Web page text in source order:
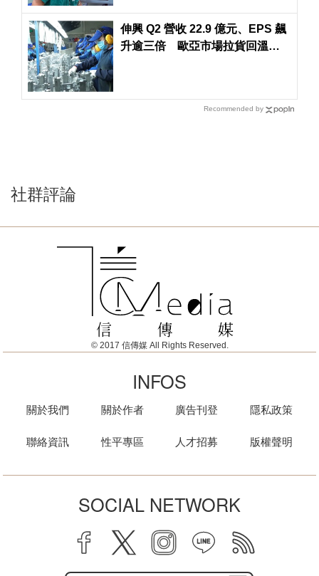
伸興 Q2 營收 22.9 億元、EPS 飆
升逾三倍 歐亞市場拉貨回溫助
Recommended by
社群評論
© 2017 信傳媒 All Rights Reserved.
INFOS
關於我們
聯絡資訊
關於作者
性平專區
廣告刊登
人才招募
隱私政策
版權聲明
SOCIAL NETWORK
facebook twitter instagram